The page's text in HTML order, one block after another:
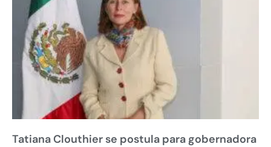
Tatiana Clouthier se postula para gobernadora